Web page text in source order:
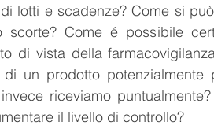
lotti e scadenze? Come si
Come é possibile
di vista della
un prodotto potenzialmente
riceviamo
il livello di controllo?